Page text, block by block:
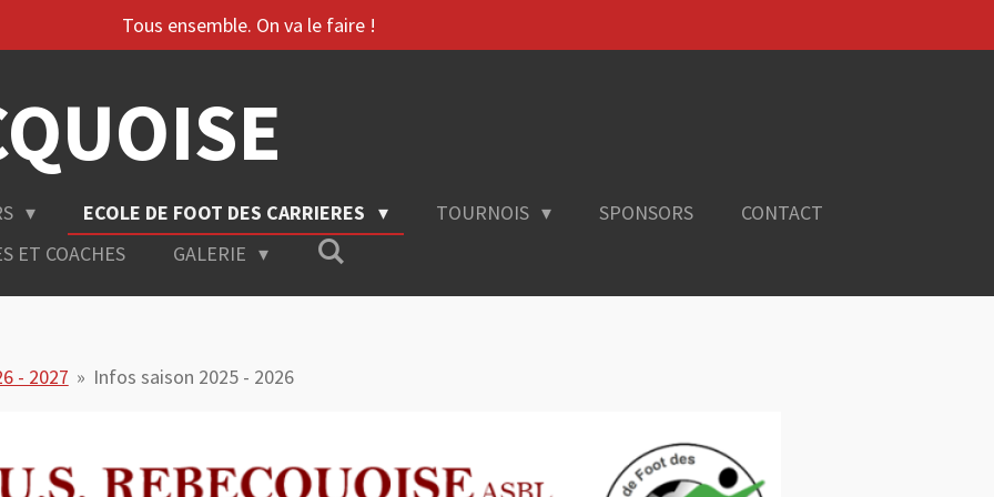
Tous ensemble. On va le faire !
ECOLE DE FOOT DES CARRIERES TOURNOIS SPONSORS
CONTACT
ET COACHES GALERIE
- 2027 » Infos saison 2025 - 2026